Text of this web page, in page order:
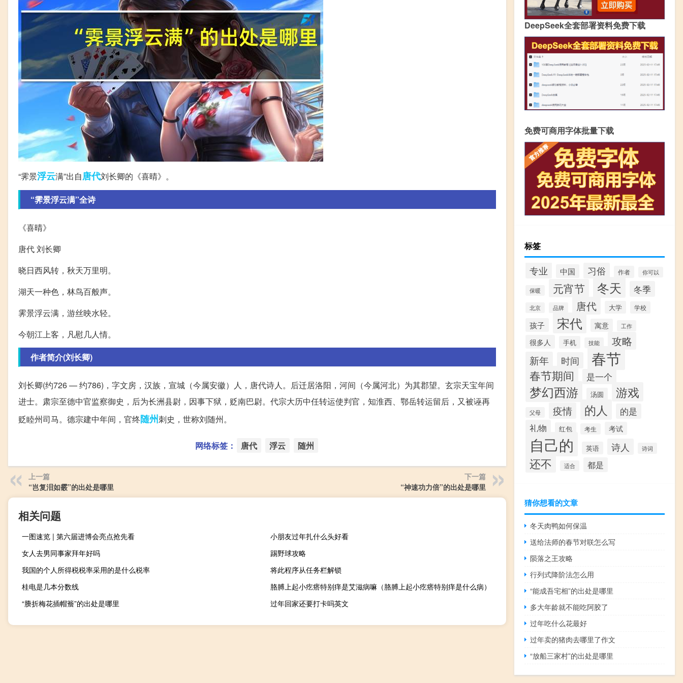
“霁景浮云满”出自唐代刘长卿的《喜晴》。
“霁景浮云满”全诗
《喜晴》
唐代 刘长卿
晓日西风转，秋天万里明。
湖天一种色，林鸟百般声。
霁景浮云满，游丝映水轻。
今朝江上客，凡慰几人情。
作者简介(刘长卿)
刘长卿(约726 — 约786)，字文房，汉族，宣城（今属安徽）人，唐代诗人。后迁居洛阳，河间（今属河北）为其郡望。玄宗天宝年间
进士。肃宗至德中官监察御史，后为长洲县尉，因事下狱，贬南巴尉。代宗大历中任转运使判官，知淮西、鄂岳转运留后，又被诬再
贬睦州司马。德宗建中年间，官终随州刺史，世称刘随州。
网络标签： 唐代 浮云 随州
上一篇
“岂复泪如霰”的出处是哪里
下一篇
“神速功力倍”的出处是哪里
相关问题
一图速览 | 第六届进博会亮点抢先看
小朋友过年扎什么头好看
女人去男同事家拜年好吗
踢野球攻略
我国的个人所得税税率采用的是什么税率
将此程序从任务栏解锁
桂电是几本分数线
胳膊上起小疙瘩特别痒是艾滋病嘛（胳膊上起小疙瘩特别痒是什么病）
“賸折梅花插帽簷”的出处是哪里
过年回家还要打卡吗英文
DeepSeek全套部署资料免费下载
免费可商用字体批量下载
标签
专业 中国 习俗 作者 你可以
保暖 元宵节 冬天 冬季
北京 品牌 唐代 大学 学校
孩子 宋代 寓意 工作
很多人 手机 技能 攻略
新年 时间 春节
春节期间 是一个
梦幻西游 汤圆 游戏
父母 疫情 的人 的是
礼物 红包 考生 考试
自己的 英语 诗人 诗词
还不 适合 都是
猜你想看的文章
冬天肉鸭如何保温
送给法师的春节对联怎么写
陨落之王攻略
行列式降阶法怎么用
“能成吾宅相”的出处是哪里
多大年龄就不能吃阿胶了
过年吃什么花最好
过年卖的猪肉去哪里了作文
“放船三家村”的出处是哪里